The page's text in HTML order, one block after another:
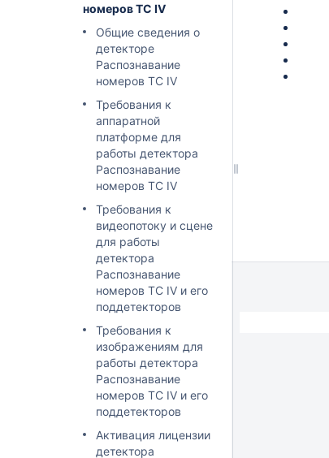
номеров ТС IV
Общие сведения о
детекторе
Распознавание
номеров ТС IV
Требования к
аппаратной
платформе для
работы детектора
Распознавание
номеров ТС IV
Требования к
видеопотоку и сцене
для работы
детектора
Распознавание
номеров ТС IV и его
поддетекторов
Требования к
изображениям для
работы детектора
Распознавание
номеров ТС IV и его
поддетекторов
Активация лицензии
детектора